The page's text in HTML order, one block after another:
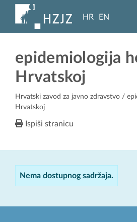
HR EN
epidemiologija
Hrvatskoj
Hrvatski zavod za javno zdravstvo /
Hrvatskoj
Ispiši stranicu
Nema dostupnog sadržaja.